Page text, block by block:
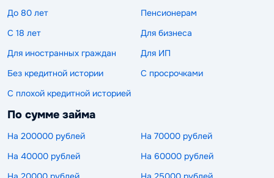
До 80 лет
Пенсионерам
С 18 лет
Для бизнеса
Для иностранных граждан
Для ИП
Без кредитной истории
С просрочками
С плохой кредитной историей
По сумме займа
На 200000 рублей
На 70000 рублей
На 40000 рублей
На 60000 рублей